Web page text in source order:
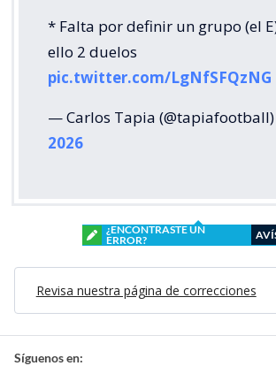
* Falta por definir un grupo (el
ello 2 duelos
pic.twitter.com/LgNfSFQzNG
— Carlos Tapia (@tapiafootball)
2026
¿ENCONTRASTE UN
ERROR?
Revisa nuestra página de correcciones
Síguenos en: